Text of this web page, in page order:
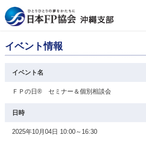
イベント情報
イベント名
ＦＰの日® セミナー＆個別相談会
日時
2025年10月04日 10:00～16:30